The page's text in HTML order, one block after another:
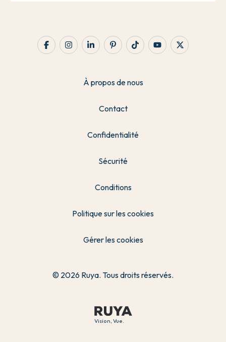
Vision, Vue.
À propos de nous
Contact
Confidentialité
Sécurité
Conditions
Politique sur les cookies
Gérer les cookies
© 2026 Ruya. Tous droits réservés.